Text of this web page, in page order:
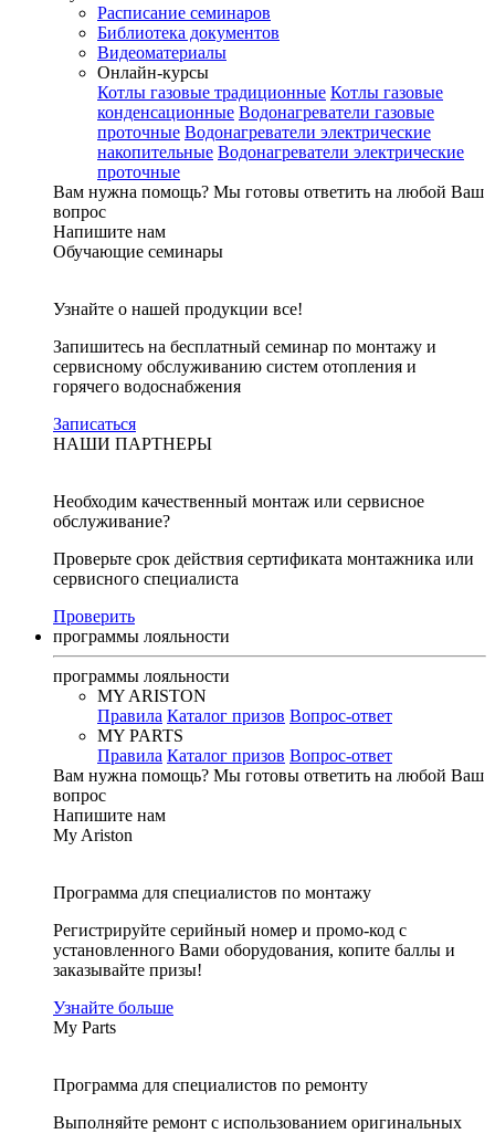
Расписание семинаров
Библиотека документов
Видеоматериалы
Онлайн-курсы
Котлы газовые традиционные Котлы газовые
конденсационные Водонагреватели газовые
проточные Водонагреватели электрические
накопительные Водонагреватели электрические
проточные
Вам нужна помощь? Мы готовы ответить на любой Ваш
вопрос
Напишите нам
Обучающие семинары
Узнайте о нашей продукции все!
Запишитесь на бесплатный семинар по монтажу и
сервисному обслуживанию систем отопления и
горячего водоснабжения
Записаться
НАШИ ПАРТНЕРЫ
Необходим качественный монтаж или сервисное
обслуживание?
Проверьте срок действия сертификата монтажника или
сервисного специалиста
Проверить
программы лояльности
программы лояльности
MY ARISTON
Правила Каталог призов Вопрос-ответ
MY PARTS
Правила Каталог призов Вопрос-ответ
Вам нужна помощь? Мы готовы ответить на любой Ваш
вопрос
Напишите нам
My Ariston
Программа для специалистов по монтажу
Регистрируйте серийный номер и промо-код с
установленного Вами оборудования, копите баллы и
заказывайте призы!
Узнайте больше
My Parts
Программа для специалистов по ремонту
Выполняйте ремонт с использованием оригинальных